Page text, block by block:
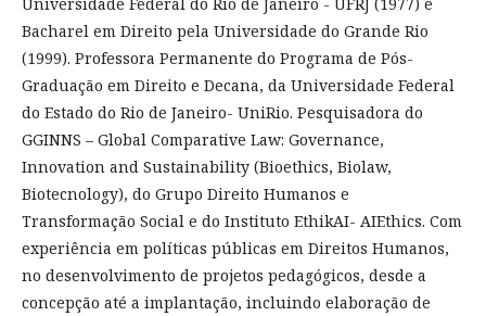
Bacharel em Direito pela Universidade do Grande Rio
(1999). Professora Permanente do Programa de Pós-
Graduação em Direito e Decana, da Universidade Federal
do Estado do Rio de Janeiro- UniRio. Pesquisadora do
GGINNS – Global Comparative Law: Governance,
Innovation and Sustainability (Bioethics, Biolaw,
Biotecnology), do Grupo Direito Humanos e
Transformação Social e do Instituto EthikAI- AIEthics. Com
experiência em políticas públicas em Direitos Humanos,
no desenvolvimento de projetos pedagógicos, desde a
concepção até a implantação, incluindo elaboração de